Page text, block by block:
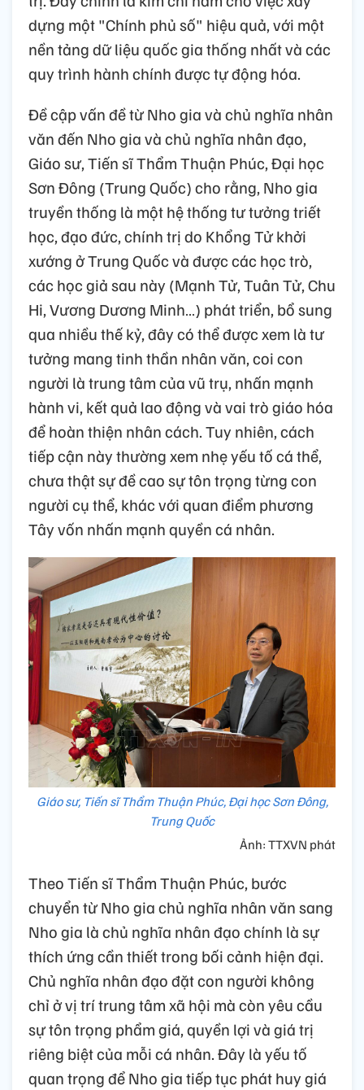
dựng một "Chính phủ số" hiệu quả, với một
nền tảng dữ liệu quốc gia thống nhất và các
quy trình hành chính được tự động hóa.
Đề cập vấn đề từ Nho gia và chủ nghĩa nhân
văn đến Nho gia và chủ nghĩa nhân đạo,
Giáo sư, Tiến sĩ Thẩm Thuận Phúc, Đại học
Sơn Đông (Trung Quốc) cho rằng, Nho gia
truyền thống là một hệ thống tư tưởng triết
học, đạo đức, chính trị do Khổng Tử khởi
xướng ở Trung Quốc và được các học trò,
các học giả sau này (Mạnh Tử, Tuân Tử, Chu
Hi, Vương Dương Minh…) phát triển, bổ sung
qua nhiều thế kỷ, đây có thể được xem là tư
tưởng mang tinh thần nhân văn, coi con
người là trung tâm của vũ trụ, nhấn mạnh
hành vi, kết quả lao động và vai trò giáo hóa
để hoàn thiện nhân cách. Tuy nhiên, cách
tiếp cận này thường xem nhẹ yếu tố cá thể,
chưa thật sự đề cao sự tôn trọng từng con
người cụ thể, khác với quan điểm phương
Tây vốn nhấn mạnh quyền cá nhân.
Giáo sư, Tiến sĩ Thẩm Thuận Phúc, Đại học Sơn Đông,
Trung Quốc
Ảnh: TTXVN phát
Theo Tiến sĩ Thẩm Thuận Phúc, bước
chuyển từ Nho gia chủ nghĩa nhân văn sang
Nho gia là chủ nghĩa nhân đạo chính là sự
thích ứng cần thiết trong bối cảnh hiện đại.
Chủ nghĩa nhân đạo đặt con người không
chỉ ở vị trí trung tâm xã hội mà còn yêu cầu
sự tôn trọng phẩm giá, quyền lợi và giá trị
riêng biệt của mỗi cá nhân. Đây là yếu tố
quan trọng để Nho gia tiếp tục phát huy giá